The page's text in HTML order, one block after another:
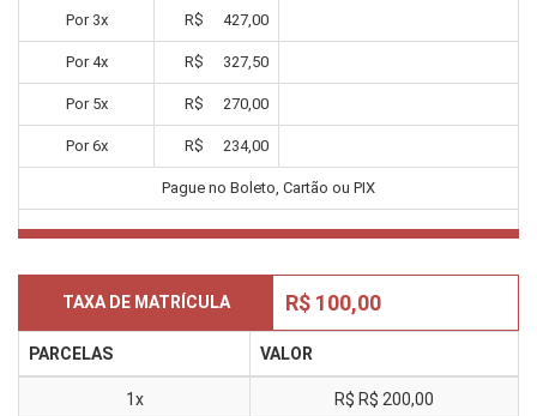
Por 3x R$ 427,00
Por4x R$ 327,50
Por 5x R$ 270,00
Por6x R$ 234,00
Pague no Boleto, Cartão ou PIX
TAXA DE MATRÍCULA R$ 100,00
PARCELAS VALOR
1x R$ R$ 200,00